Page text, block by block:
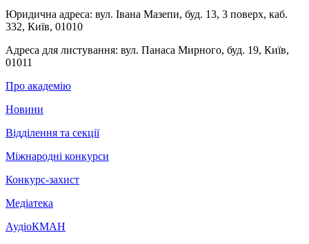
Юридична адреса: вул. Івана Мазепи, буд. 13, 3 поверх, каб.
332, Київ, 01010
Адреса для листування: вул. Панаса Мирного, буд. 19, Київ,
01011
Про академію
Новини
Відділення та секції
Міжнародні конкурси
Конкурс-захист
Медіатека
АудіоКМАН